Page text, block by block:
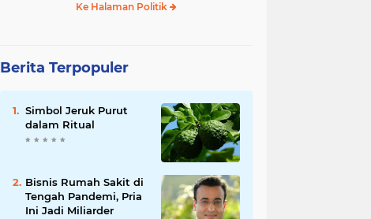
Ke Halaman Politik
Berita Terpopuler
Simbol Jeruk Purut
dalam Ritual
Bisnis Rumah Sakit di
Tengah Pandemi, Pria
Ini Jadi Miliarder